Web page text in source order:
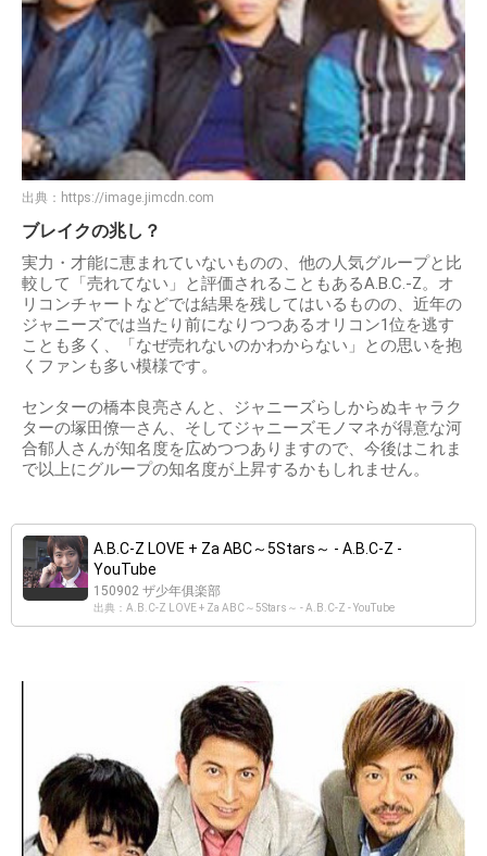
出典： https://image.jimcdn.com
ブレイクの兆し？
実力・才能に恵まれていないものの、他の人気グループと比
較して「売れてない」と評価されることもあるA.B.C.-Z。オ
リコンチャートなどでは結果を残してはいるものの、近年の
ジャニーズでは当たり前になりつつあるオリコン1位を逃す
ことも多く、「なぜ売れないのかわからない」との思いを抱
くファンも多い模様です。
センターの橋本良亮さんと、ジャニーズらしからぬキャラク
ターの塚田僚一さん、そしてジャニーズモノマネが得意な河
合郁人さんが知名度を広めつつありますので、今後はこれま
で以上にグループの知名度が上昇するかもしれません。
A.B.C-Z LOVE + Za ABC～5Stars～ - A.B.C-Z -
YouTube
150902 ザ少年俱楽部
出典：A.B.C-Z LOVE + Za ABC～5Stars～ - A.B.C-Z - YouTube